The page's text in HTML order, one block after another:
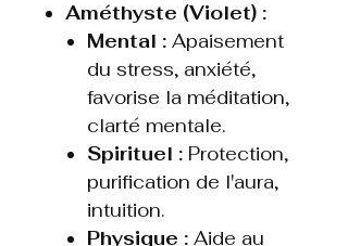
Améthyste (Violet) :
Mental : Apaisement
du stress, anxiété,
favorise la méditation,
clarté mentale.
Spirituel : Protection,
purification de l'aura,
intuition.
Physique : Aide au